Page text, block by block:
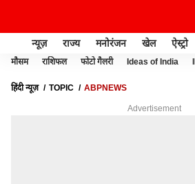
न्यूज़ राज्य मनोरंजन खेल ऐस्ट्रो
मौसम राशिफल फोटो गैलरी Ideas of India
हिंदी न्यूज़ TOPIC ABPNEWS
Advertisement